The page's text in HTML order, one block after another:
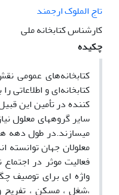
تاج الملوک ارجمند
کارشناس کتابخانه ملی
چکیده
کتابخانه‌های عمومی
کتابخانه‌ای و
کننده در تأمین این
سایر گروههای معلول
معلولان جهان
فعالیت موثر در
واژه ای برای توصیف
،شغل ، مسکن ، تفریح